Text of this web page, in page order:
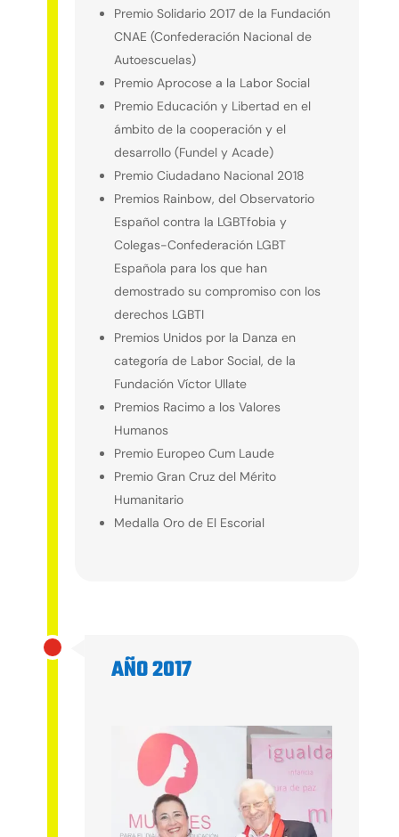
Premio Solidario 2017 de la Fundación
CNAE (Confederación Nacional de
Autoescuelas)
Premio Aprocose a la Labor Social
Premio Educación y Libertad en el
ámbito de la cooperación y el
desarrollo (Fundel y Acade)
Premio Ciudadano Nacional 2018
Premios Rainbow, del Observatorio
Español contra la LGBTfobia y
Colegas-Confederación LGBT
Española para los que han
demostrado su compromiso con los
derechos LGBTI
Premios Unidos por la Danza en
categoría de Labor Social, de la
Fundación Víctor Ullate
Premios Racimo a los Valores
Humanos
Premio Europeo Cum Laude
Premio Gran Cruz del Mérito
Humanitario
Medalla Oro de El Escorial
AÑO 2017